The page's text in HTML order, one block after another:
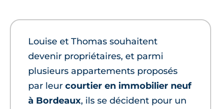
Louise et Thomas souhaitent
devenir propriétaires, et parmi
plusieurs appartements proposés
par leur courtier en immobilier neuf
à Bordeaux, ils se décident pour un